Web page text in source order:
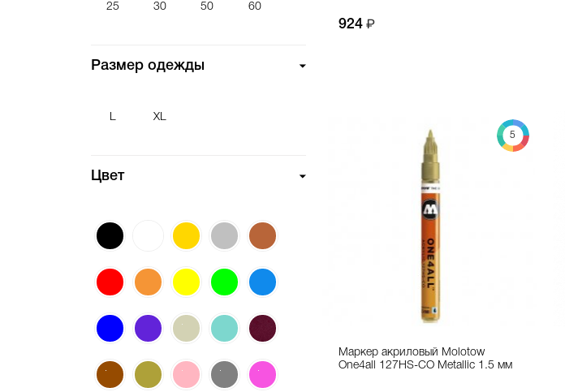
25 30 50 60
Размер одежды
L XL
Цвет
924
5
Маркер акриловый Molotow
One4all 127HS-CO Metallic 1.5 мм